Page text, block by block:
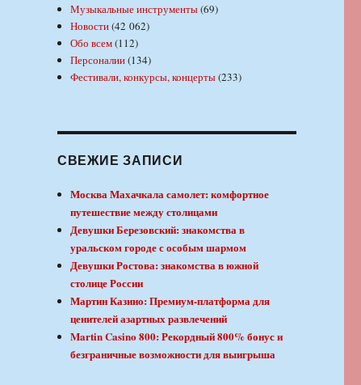
Музыкальные инструменты(69)
Новости(42 062)
Обо всем(112)
Персоналии(134)
Фестивали, конкурсы, концерты(233)
СВЕЖИЕ ЗАПИСИ
Москва Махачкала самолет: комфортное
путешествие между столицами
Девушки Березовский: знакомства в
уральском городе с особым шармом
Девушки Ростова: знакомства в южной
столице России
Мартин Казино: Премиум-платформа для
ценителей азартных развлечений
Martin Casino 800: Рекордный 800% бонус и
безграничные возможности для выигрыша